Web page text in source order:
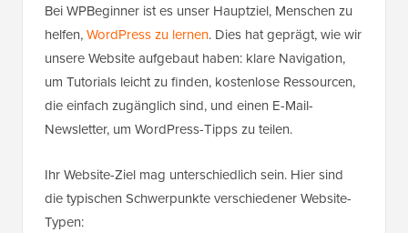
Bei WPBeginner ist es unser Hauptziel, Menschen zu
helfen,WordPress zu lernen. Dies hat geprägt, wie wir
unsere Website aufgebaut haben: klare Navigation,
um Tutorials leicht zu finden, kostenlose Ressourcen,
die einfach zugänglich sind, und einen E-Mail-
Newsletter, um WordPress-Tipps zu teilen.
Ihr Website-Ziel mag unterschiedlich sein. Hier sind
die typischen Schwerpunkte verschiedener Website-
Typen: